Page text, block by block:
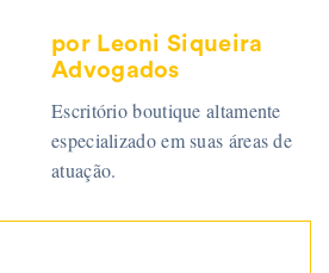
por Leoni Siqueira
Advogados
Escritório boutique altamente
especializado em suas áreas de
atuação.